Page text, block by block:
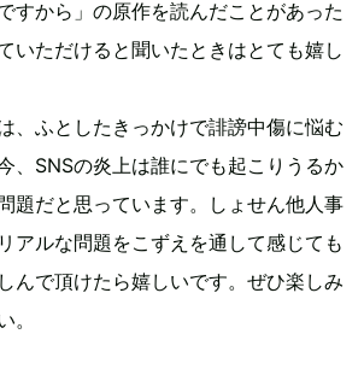
すから」の原作を読んだことがあった
いただけると聞いたときはとても嬉し
、ふとしたきっかけで誹謗中傷に悩む
、SNSの炎上は誰にでも起こりうるか
題だと思っています。しょせん他人事
アルな問題をこずえを通して感じても
んで頂けたら嬉しいです。ぜひ楽しみ
。